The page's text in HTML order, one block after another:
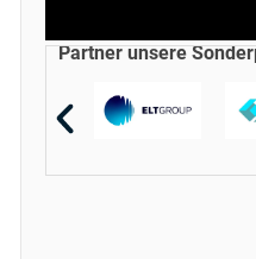
Partner unsere